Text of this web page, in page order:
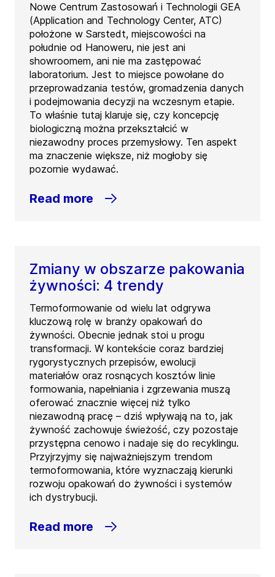
Nowe Centrum Zastosowań i Technologii GEA
(Application and Technology Center, ATC)
położone w Sarstedt, miejscowości na
południe od Hanoweru, nie jest ani
showroomem, ani nie ma zastępować
laboratorium. Jest to miejsce powołane do
przeprowadzania testów, gromadzenia danych
i podejmowania decyzji na wczesnym etapie.
To właśnie tutaj klaruje się, czy koncepcję
biologiczną można przekształcić w
niezawodny proces przemysłowy. Ten aspekt
ma znaczenie większe, niż mogłoby się
pozornie wydawać.
Read more
Zmiany w obszarze pakowania
żywności: 4 trendy
Termoformowanie od wielu lat odgrywa
kluczową rolę w branży opakowań do
żywności. Obecnie jednak stoi u progu
transformacji. W kontekście coraz bardziej
rygorystycznych przepisów, ewolucji
materiałów oraz rosnących kosztów linie
formowania, napełniania i zgrzewania muszą
oferować znacznie więcej niż tylko
niezawodną pracę – dziś wpływają na to, jak
żywność zachowuje świeżość, czy pozostaje
przystępna cenowo i nadaje się do recyklingu.
Przyjrzyjmy się najważniejszym trendom
termoformowania, które wyznaczają kierunki
rozwoju opakowań do żywności i systemów
ich dystrybucji.
Read more